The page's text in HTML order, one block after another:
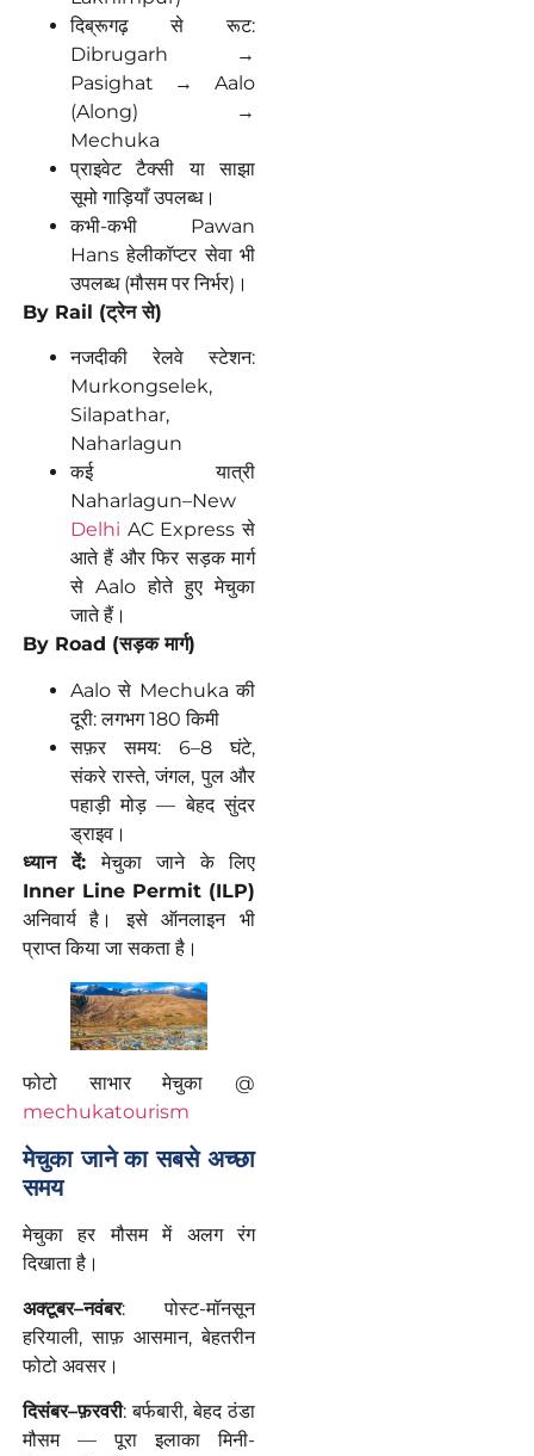
दिब्रूगढ़ से रूट:
Dibrugarh →
Pasighat → Aalo
(Along) →
Mechuka
प्राइवेट टैक्सी या साझा
सूमो गाड़ियाँ उपलब्ध।
कभी-कभी Pawan
Hans हेलीकॉप्टर सेवा भी
उपलब्ध (मौसम पर निर्भर)।
By Rail (ट्रेन से)
नजदीकी रेलवे स्टेशन:
Murkongselek,
Silapathar,
Naharlagun
कई यात्री
Naharlagun–New
Delhi AC Express से
आते हैं और फिर सड़क मार्ग
से Aalo होते हुए मेचुका
जाते हैं।
By Road (सड़क मार्ग)
Aalo से Mechuka की
दूरी: लगभग 180 किमी
सफ़र समय: 6–8 घंटे,
संकरे रास्ते, जंगल, पुल और
पहाड़ी मोड़ — बेहद सुंदर
ड्राइव।
ध्यान दें: मेचुका जाने के लिए
Inner Line Permit (ILP)
अनिवार्य है। इसे ऑनलाइन भी
प्राप्त किया जा सकता है।
फोटो साभार मेचुका @
mechukatourism
मेचुका जाने का सबसे अच्छा
समय
मेचुका हर मौसम में अलग रंग
दिखाता है।
अक्टूबर–नवंबर: पोस्ट-मॉनसून
हरियाली, साफ़ आसमान, बेहतरीन
फोटो अवसर।
दिसंबर–फ़रवरी: बर्फबारी, बेहद ठंडा
मौसम — पूरा इलाका मिनी-